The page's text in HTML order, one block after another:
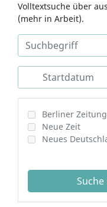
Volltextsuche über
(mehr in Arbeit).
Berliner Zeitung
Neue Zeit
Neues
Suche